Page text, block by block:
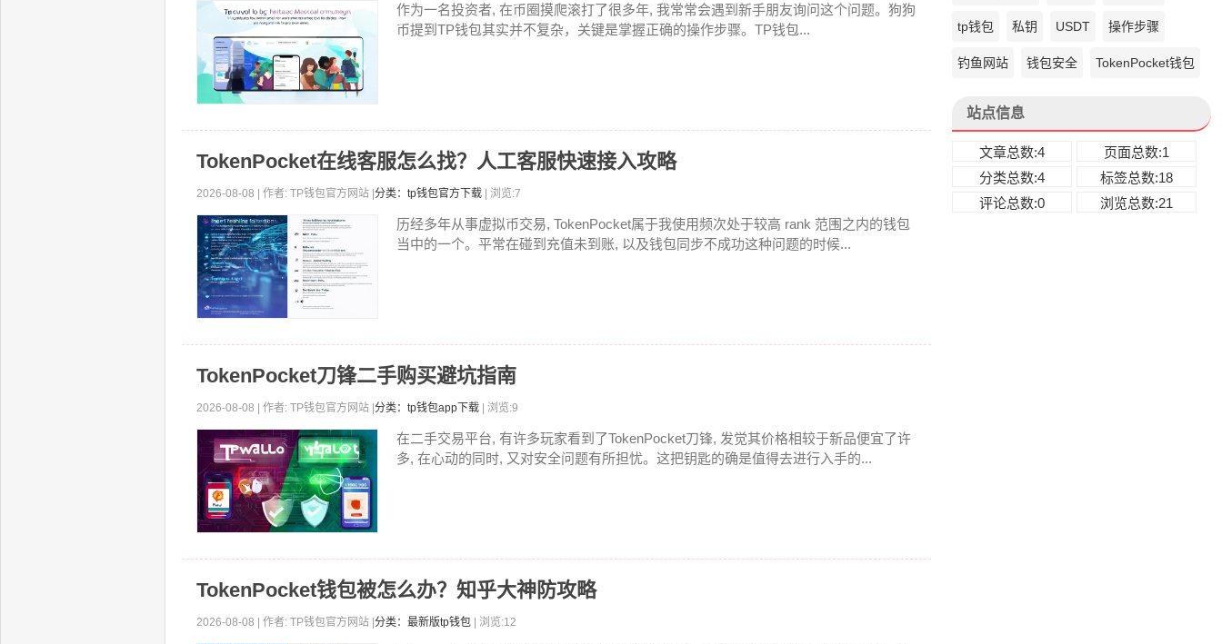
作为一名投资者, 在币圈摸爬滚打了很多年, 我常常会遇到新手朋友询问这个问题。狗狗
币提到TP钱包其实并不复杂，关键是掌握正确的操作步骤。TP钱包...
TokenPocket在线客服怎么找？人工客服快速接入攻略
2026-08-08 | 作者: TP钱包官方网站 | 分类：tp钱包官方下载 | 浏览:7
历经多年从事虚拟币交易, TokenPocket属于我使用频次处于较高 rank 范围之内的钱包
当中的一个。平常在碰到充值未到账, 以及钱包同步不成功这种问题的时候...
TokenPocket刀锋二手购买避坑指南
2026-08-08 | 作者: TP钱包官方网站 | 分类：tp钱包app下载 | 浏览:9
在二手交易平台, 有许多玩家看到了TokenPocket刀锋, 发觉其价格相较于新品便宜了许
多, 在心动的同时, 又对安全问题有所担忧。这把钥匙的确是值得去进行入手的...
TokenPocket钱包被怎么办？知乎大神防攻略
2026-08-08 | 作者: TP钱包官方网站 | 分类：最新版tp钱包 | 浏览:12
tp钱包 私钥 USDT 操作步骤
钓鱼网站 钱包安全 TokenPocket钱包
站点信息
文章总数:4
页面总数:1
分类总数:4
标签总数:18
评论总数:0
浏览总数:21